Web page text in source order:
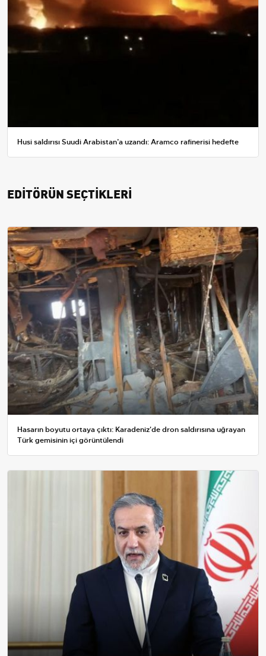
Husi saldırısı Suudi Arabistan’a uzandı: Aramco rafinerisi hedefte
EDİTÖRÜN SEÇTİKLERİ
Hasarın boyutu ortaya çıktı: Karadeniz'de dron saldırısına uğrayan
Türk gemisinin içi görüntülendi